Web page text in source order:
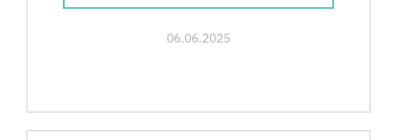
06.06.2025